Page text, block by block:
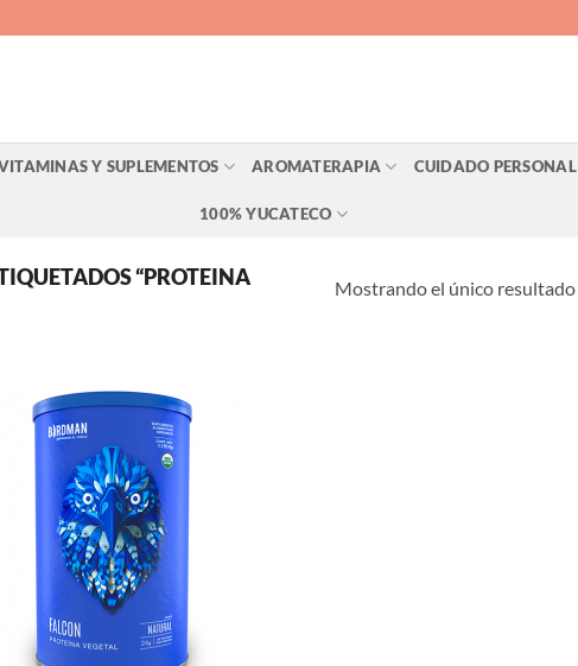
Y SUPLEMENTOS AROMATERAPIA CUIDADO PERSONAL
100% YUCATECO
“PROTEINA
Mostrando el único resultado
Agregar